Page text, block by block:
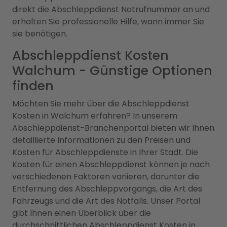
direkt die Abschleppdienst Notrufnummer an und
erhalten Sie professionelle Hilfe, wann immer Sie
sie benötigen.
Abschleppdienst Kosten
Walchum - Günstige Optionen
finden
Möchten Sie mehr über die Abschleppdienst
Kosten in Walchum erfahren? In unserem
Abschleppdienst-Branchenportal bieten wir Ihnen
detaillierte Informationen zu den Preisen und
Kosten für Abschleppdienste in Ihrer Stadt. Die
Kosten für einen Abschleppdienst können je nach
verschiedenen Faktoren variieren, darunter die
Entfernung des Abschleppvorgangs, die Art des
Fahrzeugs und die Art des Notfalls. Unser Portal
gibt Ihnen einen Überblick über die